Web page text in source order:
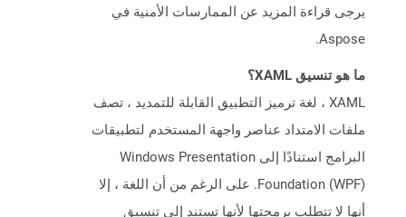
يرجى قراءة المزيد عن الممارسات الأمنية في
Aspose.
ما هو تنسيق XAML؟
XAML ، لغة ترميز التطبيق القابلة للتمديد ، تصف
ملفات الامتداد عناصر واجهة المستخدم لتطبيقات
البرامج استنادًا إلى Windows Presentation
Foundation (WPF). على الرغم من أن اللغة ، إلا
أنها لا تتطلب برمجتها لأنها تستند إلى تنسيق